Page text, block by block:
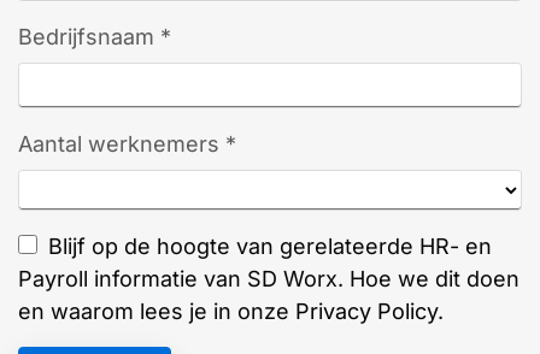
Bedrijfsnaam *
Aantal werknemers *
Blijf op de hoogte van gerelateerde HR- en
Payroll informatie van SD Worx. Hoe we dit doen
en waarom lees je in onze Privacy Policy.